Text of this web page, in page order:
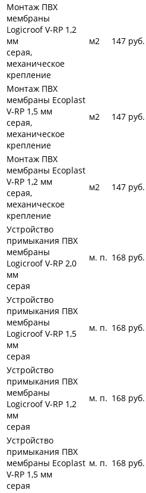
Монтаж ПВХ
мембраны
LogicroofV-RP 1,2
мм
серая,
механическое
крепление
м2 147 руб.
Монтаж ПВХ
мембраны Ecoplast
V-RP 1,5 мм
серая,
механическое
крепление
м2 147 руб.
Монтаж ПВХ
мембраны Ecoplast
V-RP 1,2 мм
серая,
механическое
крепление
м2 147 руб.
Устройство
примыкания ПВХ
мембраны
Logicroof V-RP 2,0
мм
серая
м. п. 168 руб.
Устройство
примыкания ПВХ
мембраны
Logicroof V-RP 1,5
мм
серая
м. п. 168 руб.
Устройство
примыкания ПВХ
мембраны
Logicroof V-RP 1,2
мм
серая
м. п. 168 руб.
Устройство
примыкания ПВХ
мембраны Ecoplast
V-RP 1,5 мм
серая
м. п. 168 руб.